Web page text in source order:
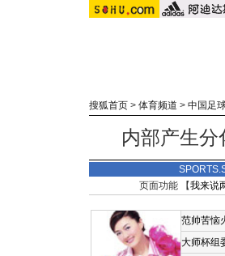
搜狐首页 > 体育频道 > 中国足
内部产生
页面功能 【我来说
范帅苦恼
大师杯组